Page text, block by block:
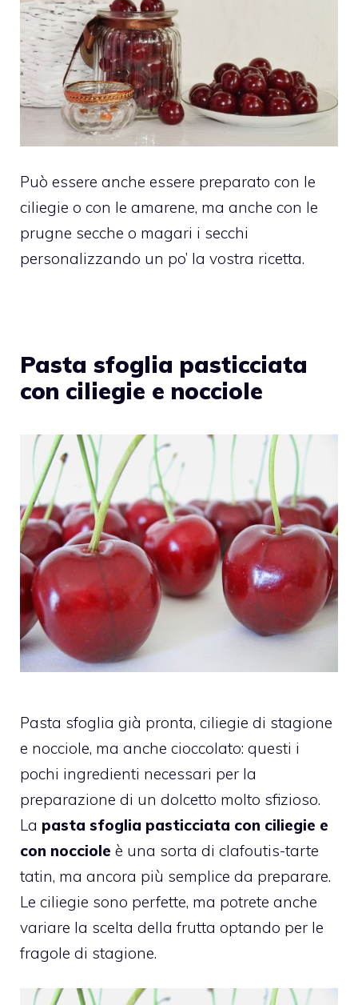
Può essere anche essere preparato con le
ciliegie o con le amarene, ma anche con le
prugne secche o magari i secchi
personalizzando un po’ la vostra ricetta.
Pasta sfoglia pasticciata
con ciliegie e nocciole
Pasta sfoglia già pronta, ciliegie di stagione
e nocciole, ma anche cioccolato: questi i
pochi ingredienti necessari per la
preparazione di un dolcetto molto sfizioso.
La pasta sfoglia pasticciata con ciliegie e
con nocciole è una sorta di clafoutis-tarte
tatin, ma ancora più semplice da preparare.
Le ciliegie sono perfette, ma potrete anche
variare la scelta della frutta optando per le
fragole di stagione.